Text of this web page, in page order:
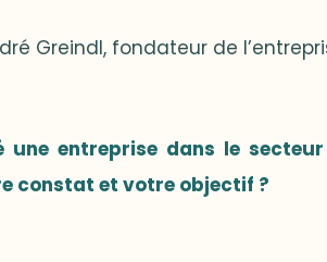
Greindl, fondateur de
une entreprise dans le
constat et votre objectif ?